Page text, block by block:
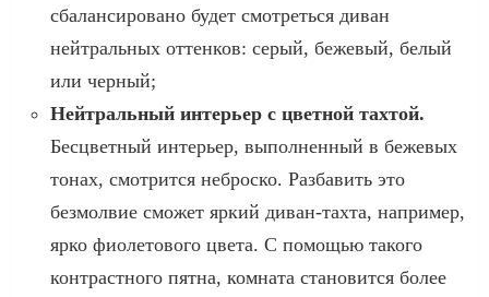
сбалансировано будет смотреться диван
нейтральных оттенков: серый, бежевый, белый
или черный;
Нейтральный интерьер с цветной тахтой.
Бесцветный интерьер, выполненный в бежевых
тонах, смотрится неброско. Разбавить это
безмолвие сможет яркий диван-тахта, например,
ярко фиолетового цвета. С помощью такого
контрастного пятна, комната становится более